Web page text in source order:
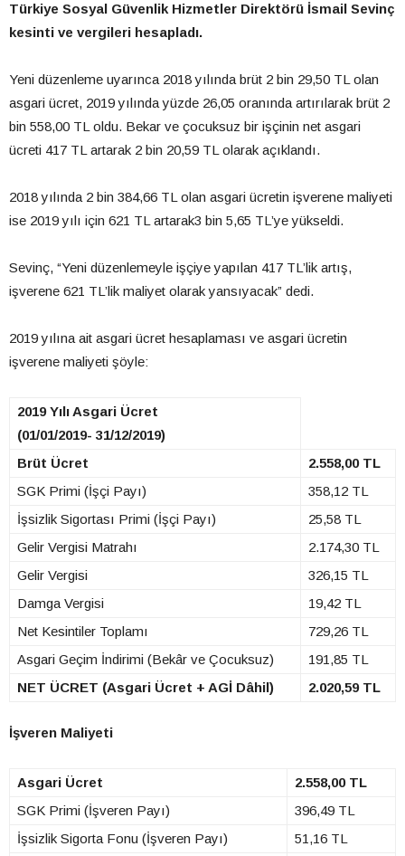
Türkiye Sosyal Güvenlik Hizmetler Direktörü İsmail Sevinç
kesinti ve vergileri hesapladı.
Yeni düzenleme uyarınca 2018 yılında brüt 2 bin 29,50 TL olan
asgari ücret, 2019 yılında yüzde 26,05 oranında artırılarak brüt 2
bin 558,00 TL oldu. Bekar ve çocuksuz bir işçinin net asgari
ücreti 417 TL artarak 2 bin 20,59 TL olarak açıklandı.
2018 yılında 2 bin 384,66 TL olan asgari ücretin işverene maliyeti
ise 2019 yılı için 621 TL artarak3 bin 5,65 TL’ye yükseldi.
Sevinç, “Yeni düzenlemeyle işçiye yapılan 417 TL’lik artış,
işverene 621 TL’lik maliyet olarak yansıyacak” dedi.
2019 yılına ait asgari ücret hesaplaması ve asgari ücretin
işverene maliyeti şöyle:
2019 Yılı Asgari Ücret
(01/01/2019- 31/12/2019)
Brüt Ücret
2.558,00 TL
SGK Primi (İşçi Payı)
358,12 TL
İşsizlik Sigortası Primi (İşçi Payı)
25,58 TL
Gelir Vergisi Matrahı
2.174,30 TL
Gelir Vergisi
326,15 TL
Damga Vergisi
19,42 TL
Net Kesintiler Toplamı
729,26 TL
Asgari Geçim İndirimi (Bekâr ve Çocuksuz)
191,85 TL
NET ÜCRET (Asgari Ücret + AGİ Dâhil)
2.020,59 TL
İşveren Maliyeti
Asgari Ücret
2.558,00 TL
SGK Primi (İşveren Payı)
396,49 TL
İşsizlik Sigorta Fonu (İşveren Payı)
51,16 TL